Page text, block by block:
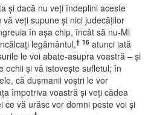
şi dacă nu veţi îndeplini aceste
vă veţi supune şi nici judecăţilor
în aşa chip, încât să nu-Mi
legământul,† 16 atunci iată
le voi abate-asupra voastră – şi
ochii şi vă istoveşte sufletul; în
că duşmanii voştri le vor
împotriva voastră şi veţi cădea
ce vă urăsc vor domni peste voi şi